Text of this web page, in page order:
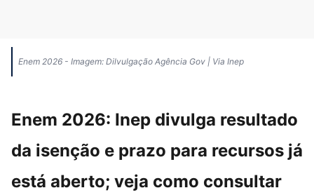
Enem 2026 - Imagem: Dilvulgação Agência Gov | Via Inep
Enem 2026: Inep divulga resultado
da isenção e prazo para recursos já
está aberto; veja como consultar